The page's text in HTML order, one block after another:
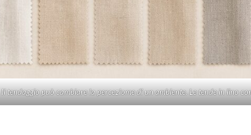
Il tendaggio può cambiare la perceziome di un ambiente. Le tende in lino